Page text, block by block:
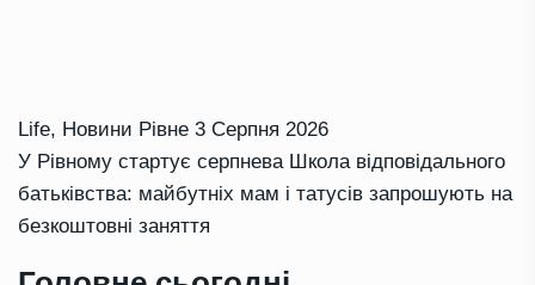
Life, Новини Рівне 3 Серпня 2026
У Рівному стартує серпнева Школа відповідального
батьківства: майбутніх мам і татусів запрошують на
безкоштовні заняття